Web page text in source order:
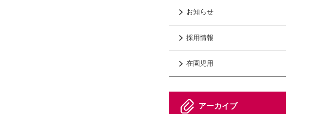
お知らせ
採用情報
在園児用
アーカイブ